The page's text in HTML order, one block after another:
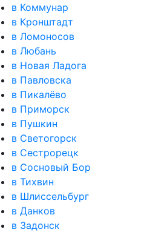
в Коммунар
в Кронштадт
в Ломоносов
в Любань
в Новая Ладога
в Павловска
в Пикалёво
в Приморск
в Пушкин
в Светогорск
в Сестрорецк
в Сосновый Бор
в Тихвин
в Шлиссельбург
в Данков
в Задонск